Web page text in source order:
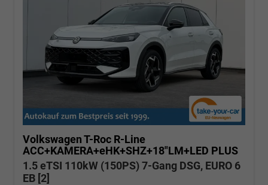
Volkswagen T-Roc R-Line
ACC+KAMERA+eHK+SHZ+18"LM+LED PLUS
1.5 eTSI 110kW (150PS) 7-Gang DSG, EURO 6
EB [2]